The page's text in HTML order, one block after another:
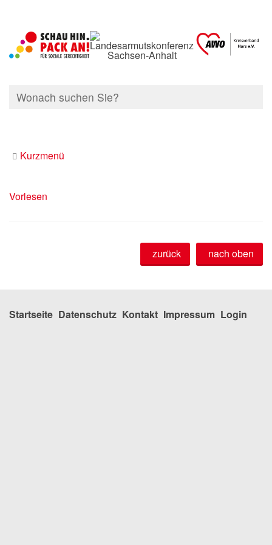
Kurzmenü
Vorlesen
nach oben
zurück
Startseite Datenschutz Kontakt Impressum Login